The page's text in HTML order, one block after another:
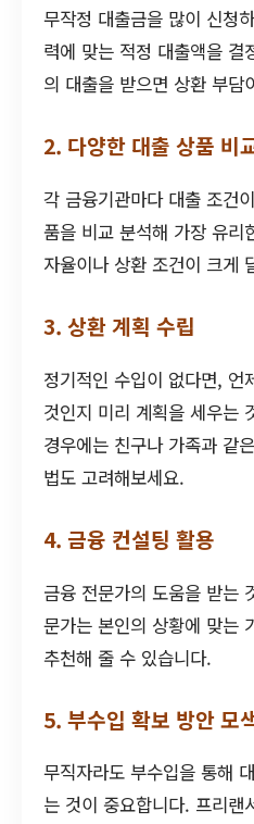
무작정 대출금을 많이 신청
력에 맞는 적정 대출액을 결
의 대출을 받으면 상환 부담
2. 다양한 대출 상품 비
각 금융기관마다 대출 조건
품을 비교 분석해 가장 유리
자율이나 상환 조건이 크게
3. 상환 계획 수립
정기적인 수입이 없다면, 언
것인지 미리 계획을 세우는
경우에는 친구나 가족과 같
법도 고려해보세요.
4. 금융 컨설팅 활용
금융 전문가의 도움을 받는
문가는 본인의 상황에 맞는
추천해 줄 수 있습니다.
5. 부수입 확보 방안 모
무직자라도 부수입을 통해
는 것이 중요합니다. 프리랜